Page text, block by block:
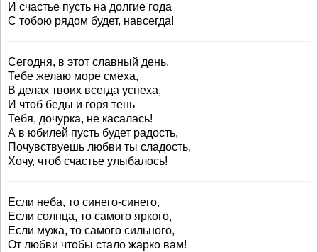
И счастье пусть на долгие года
С тобою рядом будет, навсегда!
Сегодня, в этот славный день,
Тебе желаю море смеха,
В делах твоих всегда успеха,
И чтоб беды и горя тень
Тебя, дочурка, не касалась!
А в юбилей пусть будет радость,
Почувствуешь любви ты сладость,
Хочу, чтоб счастье улыбалось!
Если неба, то синего-синего,
Если солнца, то самого яркого,
Если мужа, то самого сильного,
От любви чтобы стало жарко вам!